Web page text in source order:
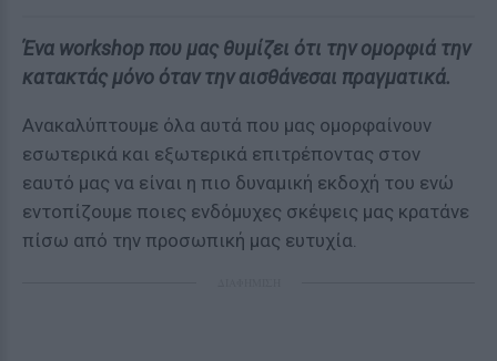
Ένα workshop που μας θυμίζει ότι την ομορφιά την
κατακτάς μόνο όταν την αισθάνεσαι πραγματικά.
Ανακαλύπτουμε όλα αυτά που μας ομορφαίνουν
εσωτερικά και εξωτερικά επιτρέποντας στον
εαυτό μας να είναι η πιο δυναμική εκδοχή του ενώ
εντοπίζουμε ποιες ενδόμυχες σκέψεις μας κρατάνε
πίσω από την προσωπική μας ευτυχία.